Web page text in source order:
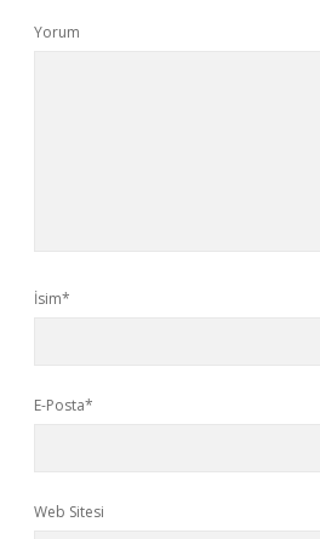
Yorum
İsim*
E-Posta*
Web Sitesi